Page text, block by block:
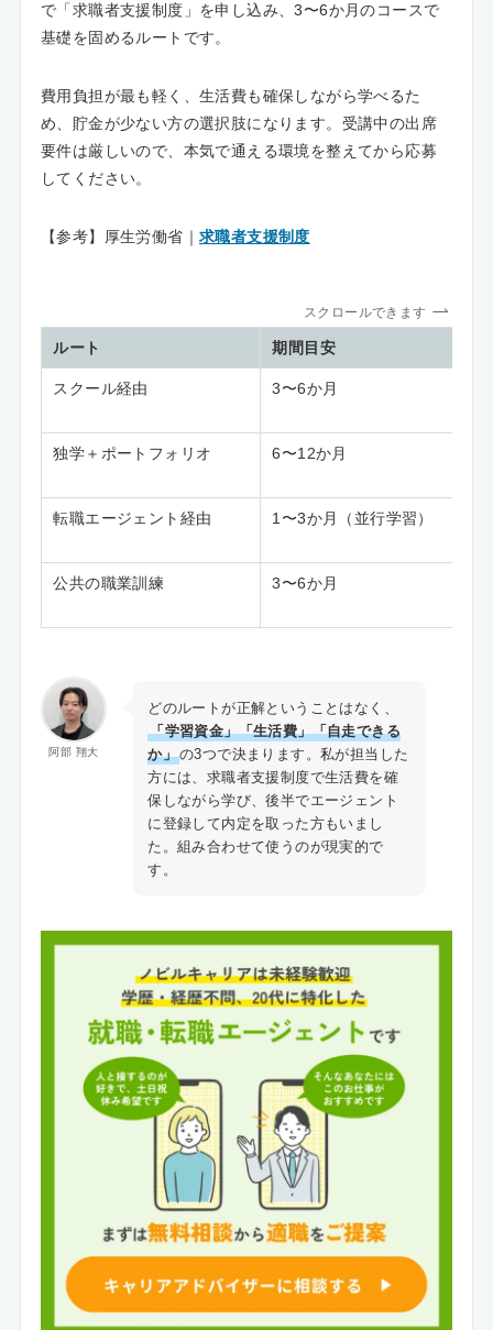
で「求職者支援制度」を申し込み、3〜6か月のコースで
基礎を固めるルートです。
費用負担が最も軽く、生活費も確保しながら学べるた
め、貯金が少ない方の選択肢になります。受講中の出席
要件は厳しいので、本気で通える環境を整えてから応募
してください。
【参考】厚生労働省｜ 求職者支援制度
スクロールできます
ルート 期間目安
スクール経由 3〜6か月
独学＋ポートフォリオ 6〜12か月
転職エージェント経由 1〜3か月（並行学習）
公共の職業訓練 3〜6か月
阿部 翔大
どのルートが正解ということはなく、
「学習資金」「生活費」「自走できる
か」の3つで決まります。私が担当した
方には、求職者支援制度で生活費を確
保しながら学び、後半でエージェント
に登録して内定を取った方もいまし
た。組み合わせて使うのが現実的で
す。